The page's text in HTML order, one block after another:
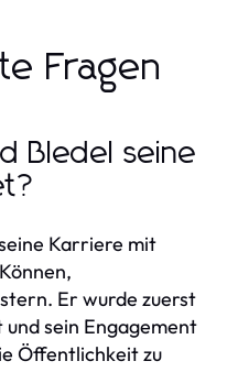
Fragen
Bledel seine
Karriere mit
Er wurde zuerst
sein Engagement
Öffentlichkeit zu